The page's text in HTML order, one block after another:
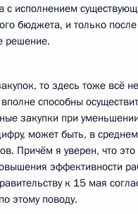
с исполнением
бюджета, и только
решение.
то здесь тоже всё
способны
закупки при
может быть, в среднем
Причём я уверен, что
эффективности
к 15 мая
этому поводу.